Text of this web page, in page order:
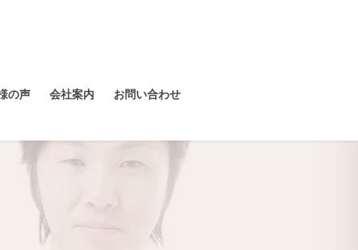
の声 会社案内 お問い合わせ